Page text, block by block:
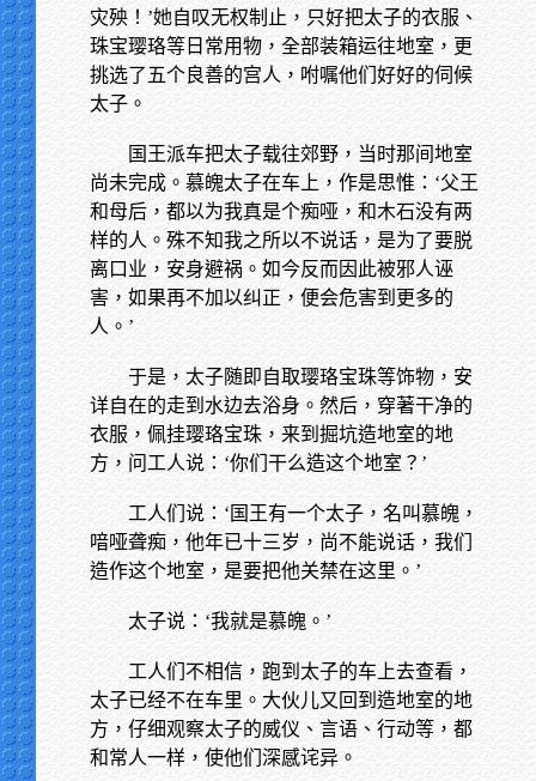
灾殃！’她自叹无权制止，只好把太子的衣服、
珠宝璎珞等日常用物，全部装箱运往地室，更
挑选了五个良善的宫人，咐嘱他们好好的伺候
太子。
国王派车把太子载往郊野，当时那间地室
尚未完成。慕魄太子在车上，作是思惟：‘父王
和母后，都以为我真是个痴哑，和木石没有两
样的人。殊不知我之所以不说话，是为了要脱
离口业，安身避祸。如今反而因此被邪人诬
害，如果再不加以纠正，便会危害到更多的
人。’
于是，太子随即自取璎珞宝珠等饰物，安
详自在的走到水边去浴身。然后，穿著干净的
衣服，佩挂璎珞宝珠，来到掘坑造地室的地
方，问工人说：‘你们干么造这个地室？’
工人们说：‘国王有一个太子，名叫慕魄，
喑哑聋痴，他年已十三岁，尚不能说话，我们
造作这个地室，是要把他关禁在这里。’
太子说：‘我就是慕魄。’
工人们不相信，跑到太子的车上去查看，
太子已经不在车里。大伙儿又回到造地室的地
方，仔细观察太子的威仪、言语、行动等，都
和常人一样，使他们深感诧异。